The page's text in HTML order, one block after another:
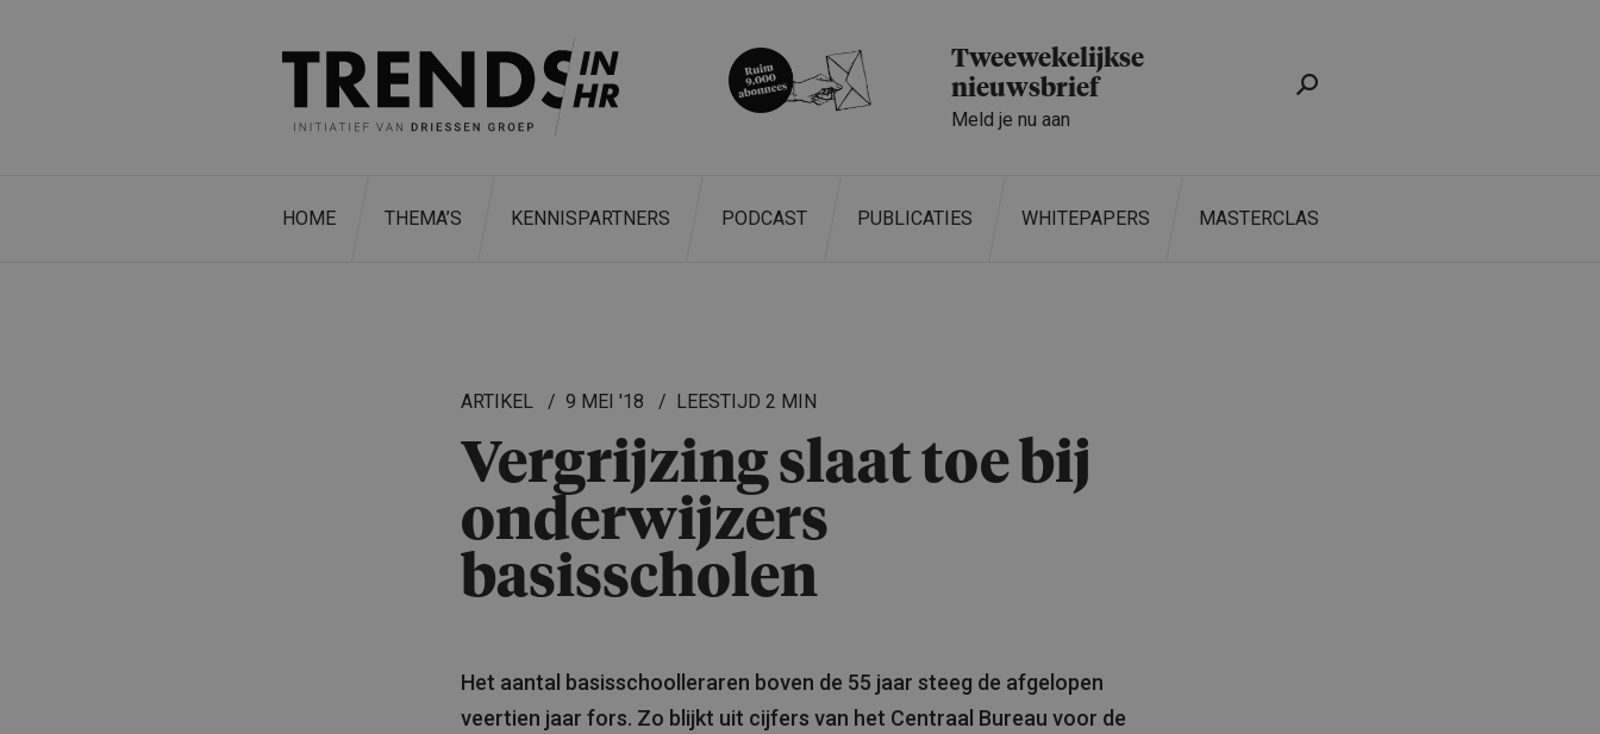
Tweewekelijkse
nieuwsbrief
Meld je nu aan
HOME THEMA’S KENNISPARTNERS PODCAST PUBLICATIES WHITEPAPERS MASTERCLASS
ARTIKEL 9 MEI '18 2 MIN
Vergrijzing slaat toe bij
onderwij­zers
basisscholen
Het aantal basisschoolleraren boven de 55 jaar steeg de afgelopen
veertien jaar fors. Zo blijkt uit cijfers van het Centraal Bureau voor de